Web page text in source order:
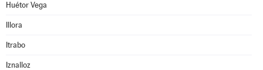
Huétor Vega
Illora
Itrabo
Iznalloz